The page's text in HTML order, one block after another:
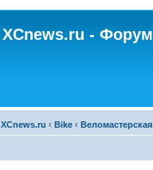
XCnews.ru - Форум
‹ Bike ‹ Веломастерская